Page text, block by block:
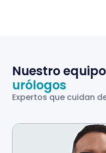
Nuestro
urólogos
Expertos que cuidan